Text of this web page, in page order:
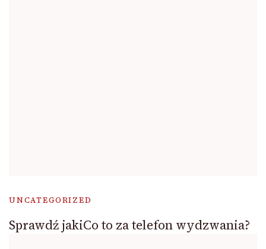
UNCATEGORIZED
Sprawdź jakiCo to za telefon wydzwania?